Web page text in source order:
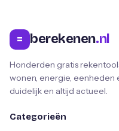
= berekenen.nl
Honderden gratis
wonen, energie, eenheden
duidelijk en altijd actueel.
Categorieën